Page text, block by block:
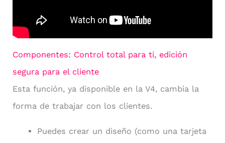
Componentes: Control total para ti, edición
segura para el cliente
Esta función, ya disponible en la V4, cambia la
forma de trabajar con los clientes.
Puedes crear un diseño (como una tarjeta